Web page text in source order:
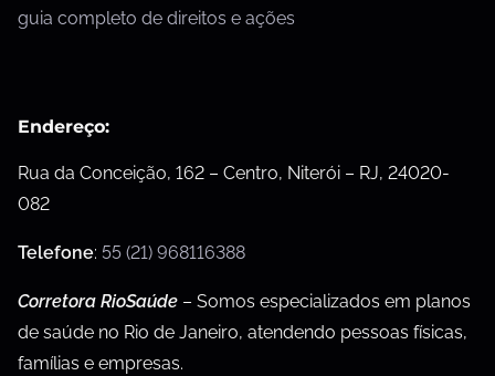
guia completo de direitos e ações
Endereço:
Rua da Conceição, 162 – Centro, Niterói – RJ, 24020-
082
Telefone: 55 (21) 968116388
Corretora RioSaúde – Somos especializados em planos
de saúde no Rio de Janeiro, atendendo pessoas físicas,
famílias e empresas.